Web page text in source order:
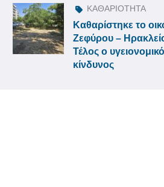
ΚΑΘΑΡΙΟΤΗΤΑ
Καθαρίστηκε το
Ζεφύρου –
Τέλος ο
κίνδυνος